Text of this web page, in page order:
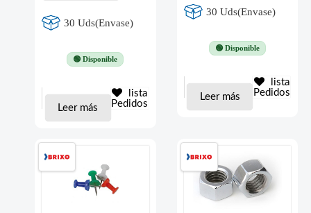
30 Uds(Envase)
🟢 Disponible
Leer más
lista
Pedidos
30 Uds(Envase)
🟢 Disponible
Leer más
lista
Pedidos